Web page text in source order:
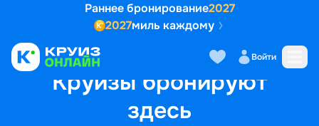
Раннее бронирование2027
2027миль каждому
Войти
Круизы бронируют
здесь